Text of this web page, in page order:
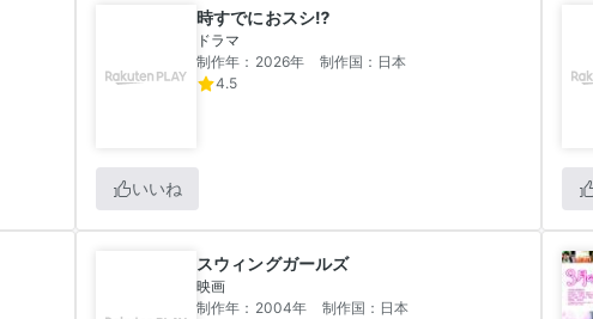
時すでにおスシ⁉
ドラマ
制作年：2026年
制作国：日本
4.5
いいね
スウィングガールズ
映画
制作年：2004年
制作国：日本